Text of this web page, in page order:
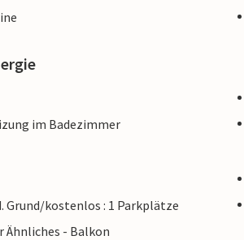
im Badezimmer
Grund/kostenlos : 1 Parkplätze
Ähnliches - Balkon